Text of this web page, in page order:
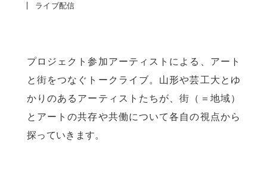
ライブ配信
プロジェクト参加アーティストによる、アート
と街をつなぐトークライブ。山形や芸工大とゆ
かりのあるアーティストたちが、街（＝地域）
とアートの共存や共働について各自の視点から
探っていきます。